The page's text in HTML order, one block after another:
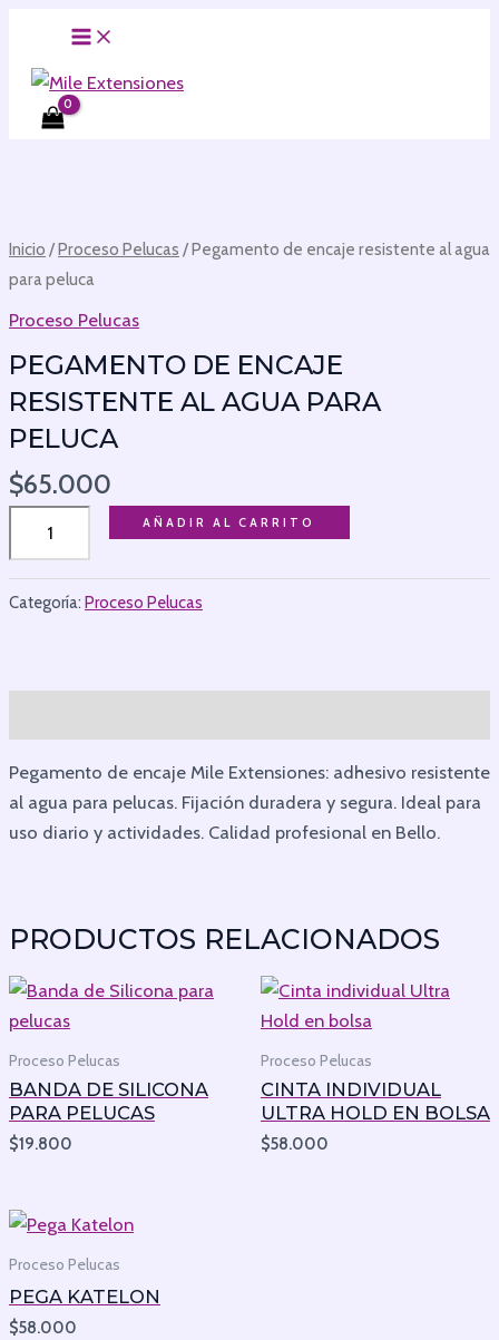
contenido
MENU
Inicio /Proceso Pelucas / Pegamento de encaje resistente al agua
para peluca
Proceso Pelucas
PEGAMENTO DE ENCAJE
RESISTENTE AL AGUA PARA
PELUCA
$65.000
encaje
resistente
agua
para
peluca
AÑADIR AL CARRITO
Categoría: Proceso Pelucas
Pegamento de encaje Mile Extensiones: adhesivo resistente
al agua para pelucas. Fijación duradera y segura. Ideal para
uso diario y actividades. Calidad profesional en Bello.
PRODUCTOS RELACIONADOS
Proceso Pelucas
BANDA DE SILICONA
PARA PELUCAS
$19.800
Proceso Pelucas
CINTA INDIVIDUAL
ULTRA HOLD EN BOLSA
$58.000
Proceso Pelucas
PEGA KATELON
$58.000